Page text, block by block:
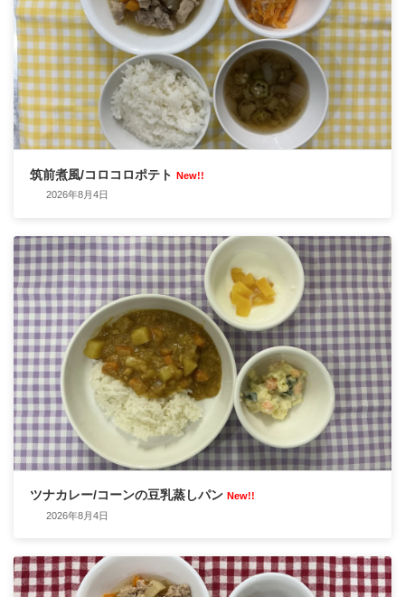
筑前煮風/コロコロポテト New!!
2026年8月4日
ツナカレー/コーンの豆乳蒸しパン New!!
2026年8月4日